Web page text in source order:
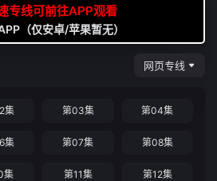
专线可前往APP观看
（仅安卓/苹果暂无）
网页专线
集 第03集 第04集
集 第07集 第08集
集 第11集 第12集